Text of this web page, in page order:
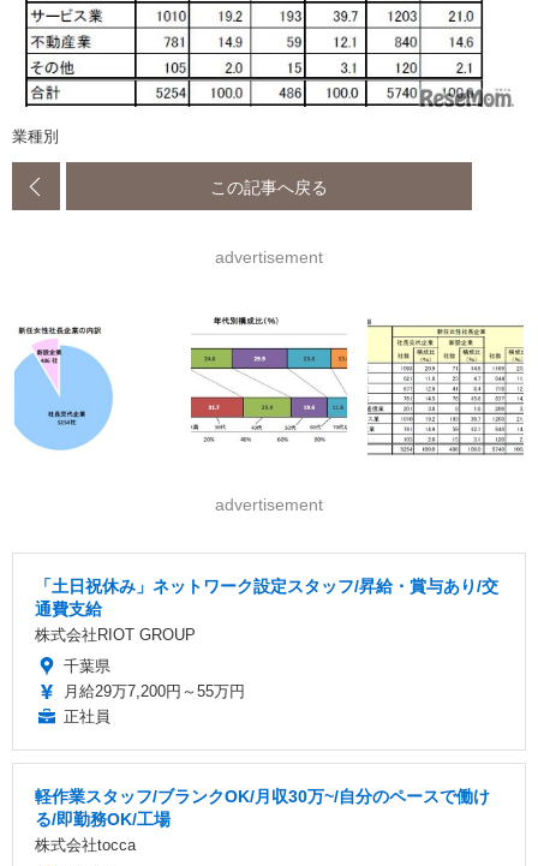
業種別
この記事へ戻る
advertisement
advertisement
「土日祝休み」ネットワーク設定スタッフ/昇給・賞与あり/交
通費支給
株式会社RIOT GROUP
千葉県
月給29万7,200円～55万円
正社員
軽作業スタッフ/ブランクOK/月収30万~/自分のペースで働け
る/即勤務OK/工場
株式会社tocca